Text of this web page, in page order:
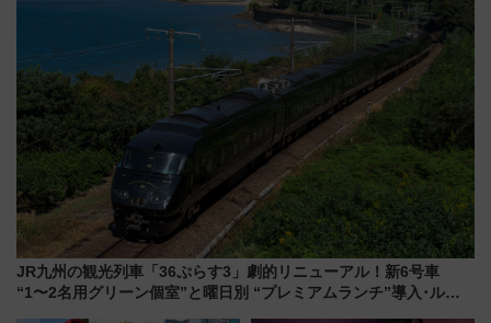
JR九州の観光列車「36ぷらす3」劇的リニューアル！新6号車
“1〜2名用グリーン個室”と曜日別 “プレミアムランチ”導入･ルー